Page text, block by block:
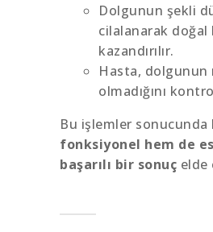
Dolgunun şekli
cilalanarak
kazandırılır.
Hasta, dolgunun
olmadığını
Bu işlemler sonucunda
fonksiyonel hem de
başarılı bir sonuç elde